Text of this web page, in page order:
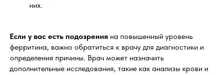
них.
Если у вас есть подозрения на повышенный уровень
ферритина, важно обратиться к врачу для диагностики и
определения причины. Врач может назначить
дополнительные исследования, такие как анализы крови и